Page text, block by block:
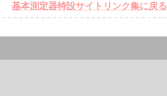
基本測定器特設サイトリンク集に戻る